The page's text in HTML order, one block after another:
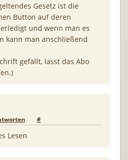
Gesetz ist die
Button auf deren
und wenn man es
kann man anschließend
gefällt, lasst das Abo
#
Lesen